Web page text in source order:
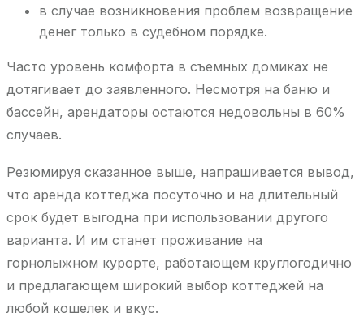
в случае возникновения проблем возвращение
денег только в судебном порядке.
Часто уровень комфорта в съемных домиках не
дотягивает до заявленного. Несмотря на баню и
бассейн, арендаторы остаются недовольны в 60%
случаев.
Резюмируя сказанное выше, напрашивается вывод,
что аренда коттеджа посуточно и на длительный
срок будет выгодна при использовании другого
варианта. И им станет проживание на
горнолыжном курорте, работающем круглогодично
и предлагающем широкий выбор коттеджей на
любой кошелек и вкус.